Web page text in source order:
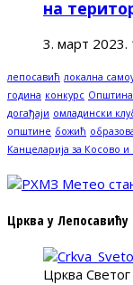
на
3. март 2023.
лепосавић локална
година конкурс
догађаји омладински
општине божић
Канцеларија за Косово и
Црква у Лепосавићу
Црква